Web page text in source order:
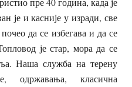
је и касније у изради, све
да се избегава и да се
је стар, мора да се
Наша служба на терену
одржавања, класична